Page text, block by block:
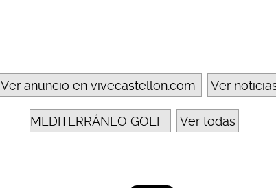
Ver anuncio en vivecastellon.com Ver
MEDITERRÁNEO GOLF Ver todas